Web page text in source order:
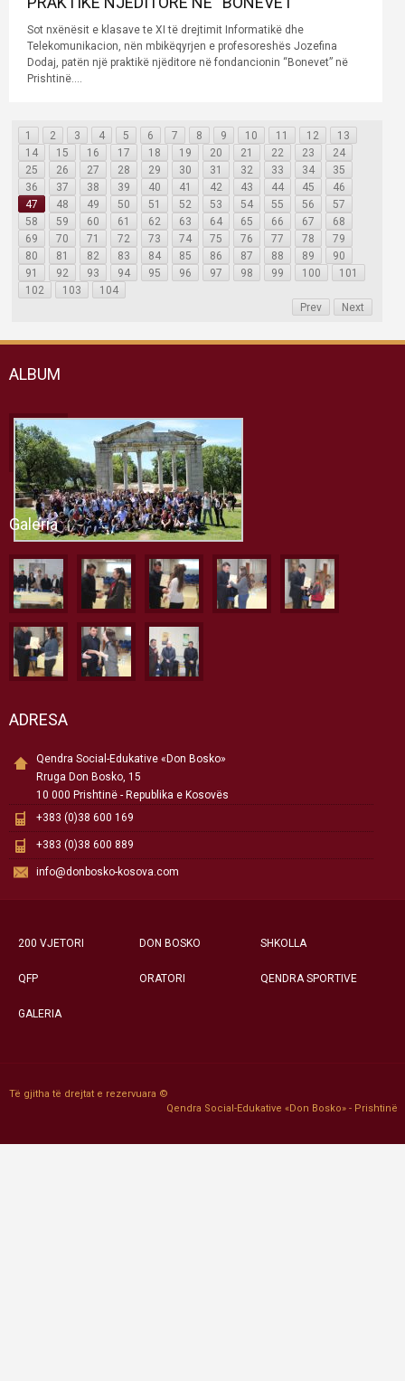
Sot nxënësit e klasave te XI të drejtimit Informatikë dhe
Telekomunikacion, nën mbikëqyrjen e profesoreshës Jozefina
Dodaj, patën një praktikë njëditore në fondancionin “Bonevet” në
Prishtinë....
1 2 3 4 5 6 7 8 9 10 11 12
13
14
15 16 17 18 19 20 21 22 23
24
25
26 27 28 29 30 31 32 33 34
35
36
37 38 39 40 41 42 43 44 45
46
47
48 49 50 51 52 53 54 55 56
57
58
59 60 61 62 63 64 65 66 67
68
69
70 71 72 73 74 75 76 77 78
79
80
81 82 83 84 85 86 87 88 89
90
91
92 93 94 95 96 97 98 99 100
101
102
103
104
Prev
Next
ALBUM
Galeria
ADRESA
Qendra Social-Edukative «Don Bosko»
Rruga Don Bosko, 15
10 000 Prishtinë - Republika e Kosovës
+383 (0)38 600 169
+383 (0)38 600 889
info@donbosko-kosova.com
200 VJETORI DON BOSKO SHKOLLA
QFP ORATORI QENDRA SPORTIVE
GALERIA
Të gjitha të drejtat e rezervuara ©
Qendra Social-Edukative «Don Bosko» - Prishtinë